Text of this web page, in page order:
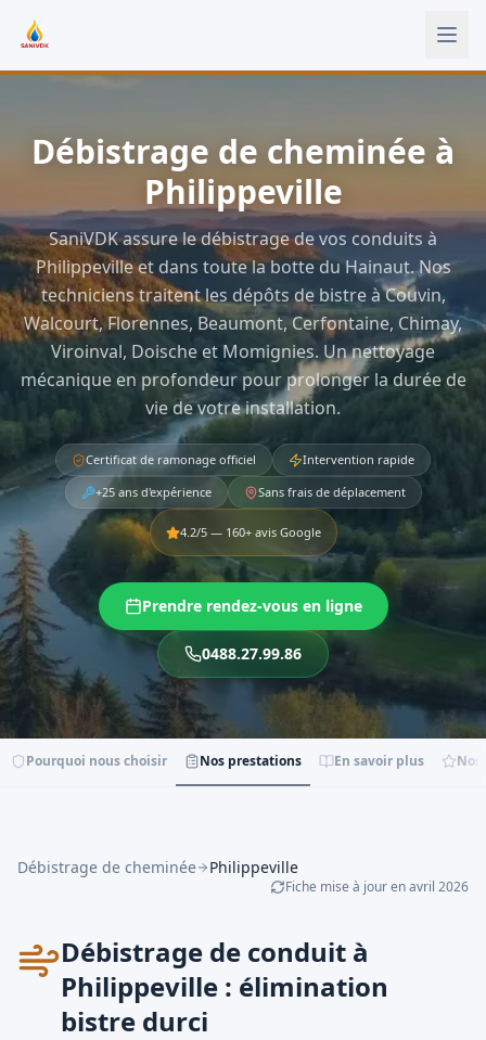
Débistrage de cheminée à
Philippeville
SaniVDK assure le débistrage de vos conduits à
Philippeville et dans toute la botte du Hainaut. Nos
techniciens traitent les dépôts de bistre à Couvin,
Walcourt, Florennes, Beaumont, Cerfontaine, Chimay,
Viroinval, Doische et Momignies. Un nettoyage
mécanique en profondeur pour prolonger la durée de
vie de votre installation.
Certificat de ramonage officiel
Intervention rapide
+25 ans d'expérience
Sans frais de déplacement
4.2/5 — 160+ avis Google
Prendre rendez-vous en ligne
0488.27.99.86
Pourquoi nous choisir Nos prestations En savoir plus
Débistrage de cheminée Philippeville
Fiche mise à jour enavril 2026
Débistrage de conduit à
Philippeville : élimination
bistre durci